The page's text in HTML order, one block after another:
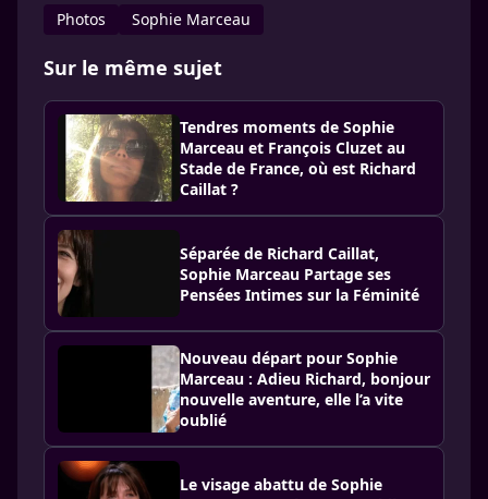
Photos
Sophie Marceau
Sur le même sujet
Tendres moments de Sophie
Marceau et François Cluzet au
Stade de France, où est Richard
Caillat ?
Séparée de Richard Caillat,
Sophie Marceau Partage ses
Pensées Intimes sur la Féminité
Nouveau départ pour Sophie
Marceau : Adieu Richard, bonjour
nouvelle aventure, elle l’a vite
oublié
Le visage abattu de Sophie